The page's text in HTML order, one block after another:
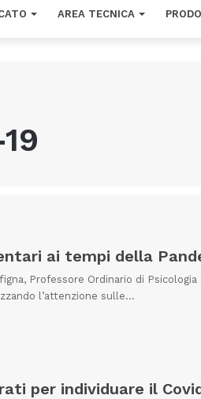
AREA TECNICA
ai tempi della
Professore Ordinario di
l’attenzione sulle…
per individuare il